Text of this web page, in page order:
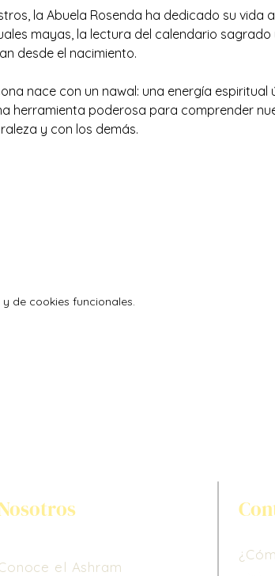
la Abuela Rosenda ha dedicado su vida
mayas, la lectura del calendario sagrado
desde el nacimiento.
nace con un nawal: una energía espiritual
herramienta poderosa para comprender
y con los demás.
de cookies funcionales.
el Ashram